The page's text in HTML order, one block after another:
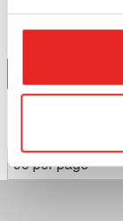
Comparar este